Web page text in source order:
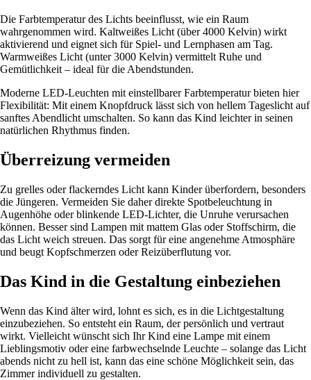
Die Farbtemperatur des Lichts beeinflusst, wie ein Raum
wahrgenommen wird. Kaltweißes Licht (über 4000 Kelvin) wirkt
aktivierend und eignet sich für Spiel- und Lernphasen am Tag.
Warmweißes Licht (unter 3000 Kelvin) vermittelt Ruhe und
Gemütlichkeit – ideal für die Abendstunden.
Moderne LED-Leuchten mit einstellbarer Farbtemperatur bieten hier
Flexibilität: Mit einem Knopfdruck lässt sich von hellem Tageslicht auf
sanftes Abendlicht umschalten. So kann das Kind leichter in seinen
natürlichen Rhythmus finden.
Überreizung vermeiden
Zu grelles oder flackerndes Licht kann Kinder überfordern, besonders
die Jüngeren. Vermeiden Sie daher direkte Spotbeleuchtung in
Augenhöhe oder blinkende LED-Lichter, die Unruhe verursachen
können. Besser sind Lampen mit mattem Glas oder Stoffschirm, die
das Licht weich streuen. Das sorgt für eine angenehme Atmosphäre
und beugt Kopfschmerzen oder Reizüberflutung vor.
Das Kind in die Gestaltung einbeziehen
Wenn das Kind älter wird, lohnt es sich, es in die Lichtgestaltung
einzubeziehen. So entsteht ein Raum, der persönlich und vertraut
wirkt. Vielleicht wünscht sich Ihr Kind eine Lampe mit einem
Lieblingsmotiv oder eine farbwechselnde Leuchte – solange das Licht
abends nicht zu hell ist, kann das eine schöne Möglichkeit sein, das
Zimmer individuell zu gestalten.